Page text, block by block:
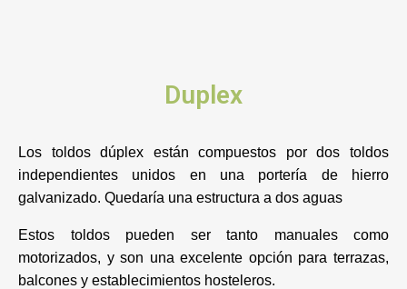
Duplex
Los toldos dúplex están compuestos por dos toldos
independientes unidos en una portería de hierro
galvanizado. Quedaría una estructura a dos aguas
Estos toldos pueden ser tanto manuales como
motorizados, y son una excelente opción para terrazas,
balcones y establecimientos hosteleros.